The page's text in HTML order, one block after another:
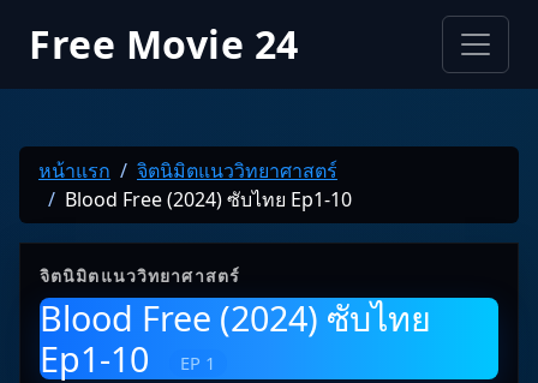
Free Movie 24
หน้าแรก
จิตนิมิตแนววิทยาศาสตร์
Blood Free (2024) ซับไทย Ep1-10
จิตนิมิตแนววิทยาศาสตร์
Blood Free (2024) ซับไทย
Ep1-10
EP 1